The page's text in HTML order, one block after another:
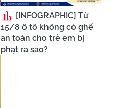
[INFOGRAPHIC] Từ
15/8 ô tô không có ghế
an toàn cho trẻ em bị
phạt ra sao?